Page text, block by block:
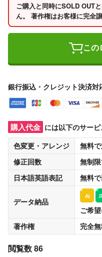
ご購入と同時にSOLD OUT
ん。 著作権はお客様に完全
この
銀行振込・クレジット決済対
購入代金 には以下のサー
色変更・アレンジ
無料
修正回数
無制限
日本語英語表記
無料
データ納品
ご希
著作権
完全
閲覧数 86